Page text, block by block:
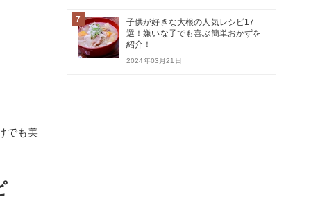
でも美
7
子供が好きな大根の人気レシピ17
選！嫌いな子でも喜ぶ簡単おかずを
紹介！
2024年03月21日